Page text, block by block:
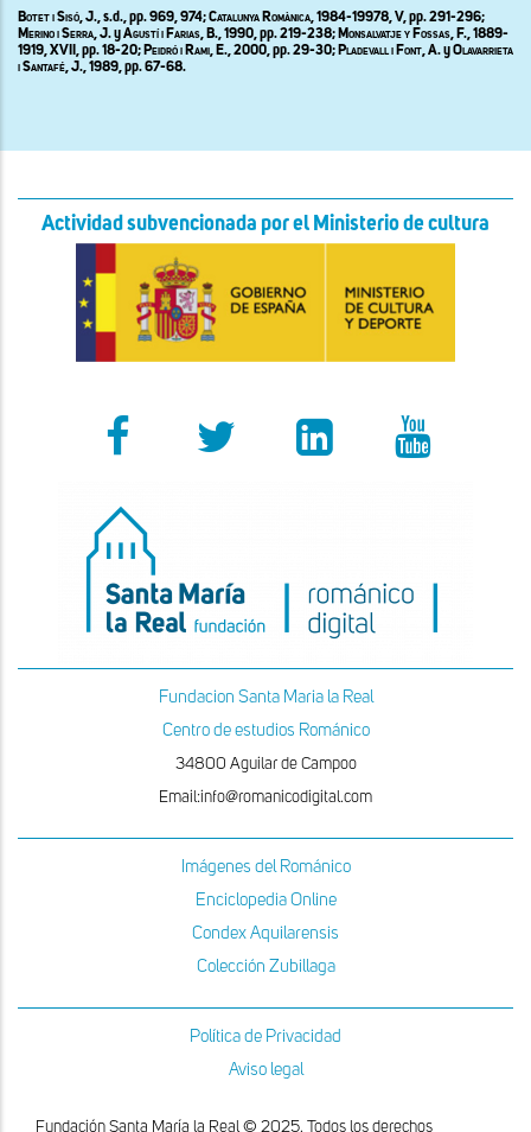
Botet i Sisó, J., s.d., pp. 969, 974;Catalunya Romànica, 1984-19978, V,pp. 291-296;
Merino i Serra, J.y Agustí i Farias, B., 1990, pp. 219-238; Monsalvatje y Fossas, F., 1889-
1919, XVII, pp. 18-20; Peidró i Rami, E., 2000, pp. 29-30; Pladevall i Font,A. y Olavarrieta
i Santafé,J., 1989, pp. 67-68.
Actividad subvencionada por el Ministerio de cultura
Fundacion Santa Maria la Real
Centro de estudios Románico
34800 Aguilar de Campoo
Email:info@romanicodigital.com
Imágenes del Románico
Enciclopedia Online
Condex Aquilarensis
Colección Zubillaga
Política de Privacidad
Aviso legal
Fundación Santa María la Real © 2025. Todos los derechos